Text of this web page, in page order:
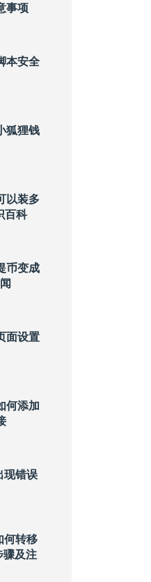
事项
本安全
狐狸钱
以装多
百科
币变成
面设置
何添加
现错误
何转移
骤及注